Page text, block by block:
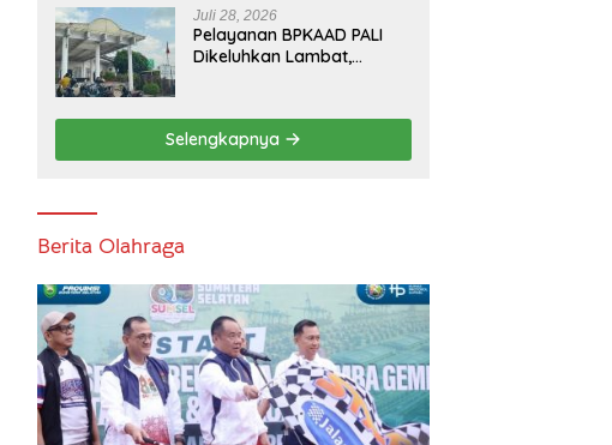
Selatan
Juli 28, 2026
Pelayanan BPKAAD PALI
Dikeluhkan Lambat,
Selengkapnya
Berita Olahraga